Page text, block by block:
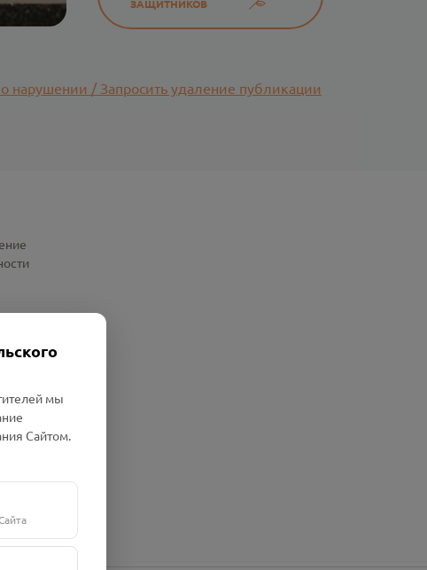
ЗАЩИТНИКОВ
нарушении / Запросить удаление публикации
мы
Сайтом.